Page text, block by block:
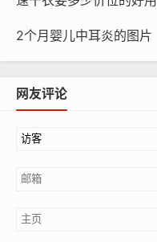
2个月婴儿中耳炎的图片
网友评论